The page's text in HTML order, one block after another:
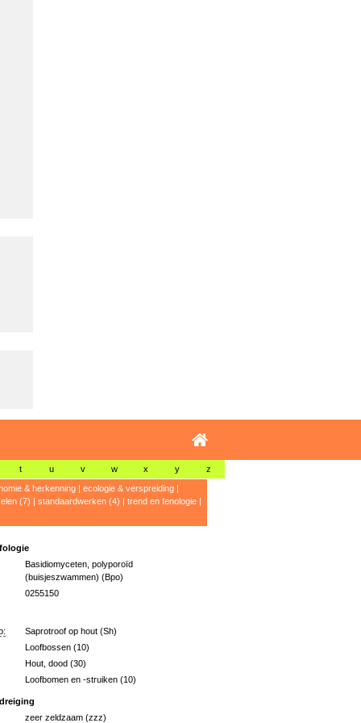
t u v w x y z
& herkenning| ecologie & verspreiding|
(7) | standaardwerken (4) | trend en fenologie|
Basidiomyceten, polyporoïd
(buisjeszwammen) (Bpo)
0255150
Saprotroof op hout (Sh)
Loofbossen (10)
Hout, dood (30)
Loofbomen en -struiken (10)
zeer zeldzaam (zzz)